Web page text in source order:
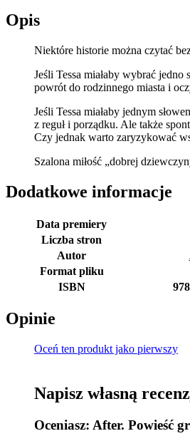
Opis
Niektóre historie można czytać
Jeśli Tessa miałaby wybrać
powrót do rodzinnego miasta i
Jeśli Tessa miałaby jednym
z reguł i porządku. Ale także
Czy jednak warto zaryzykować
Szalona miłość „dobrej
Dodatkowe informacje
Data premiery
Liczba stron
Autor
Format pliku
ISBN
Opinie
Oceń ten produkt jako pierwszy
Napisz własną
Oceniasz: After. Powieść